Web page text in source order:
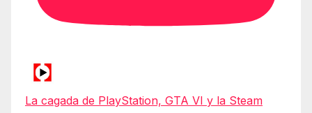
La cagada de PlayStation, GTA VI y la Steam